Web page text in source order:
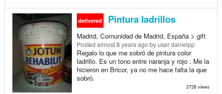
delivered Pintura ladrillos
Madrid, Comunidad de Madrid, España > gift
Posted almost 8 years ago by user danielpp
Regalo lo que me sobró de pintura color
ladrillo. Es un tono entre naranja y rojo . Me la
hicieron en Bricor, ya no me hace falta la que
sobró.
2728 views